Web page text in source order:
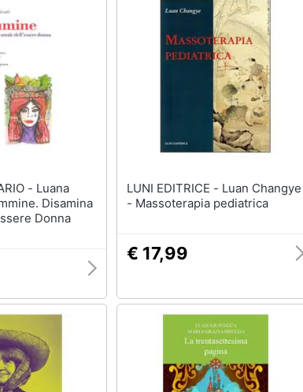
Luana
Disamina
Donna
LUNI EDITRICE - Luan Changye
- Massoterapia pediatrica
€ 17,99